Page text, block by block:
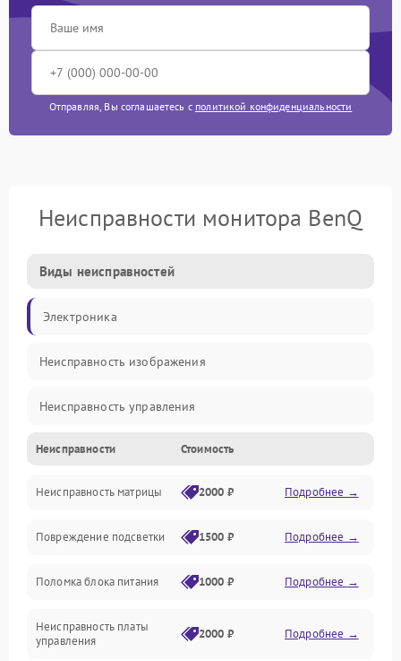
Отправляя, Вы соглашаетесь с политикой конфиденциальности
Неисправности монитора BenQ
Виды неисправностей
Электроника
Неисправность изображения
Неисправность управления
Неисправность интерфейсов
Прочие неисправности
Неисправность звука
Механические повреждения
Неисправности Стоимость
Неисправность матрицы 2000 ₽ Подробнее →
Повреждение подсветки 1500 ₽ Подробнее →
Поломка блока питания 1000 ₽ Подробнее →
Неисправность платы
управления
2000 ₽ Подробнее →